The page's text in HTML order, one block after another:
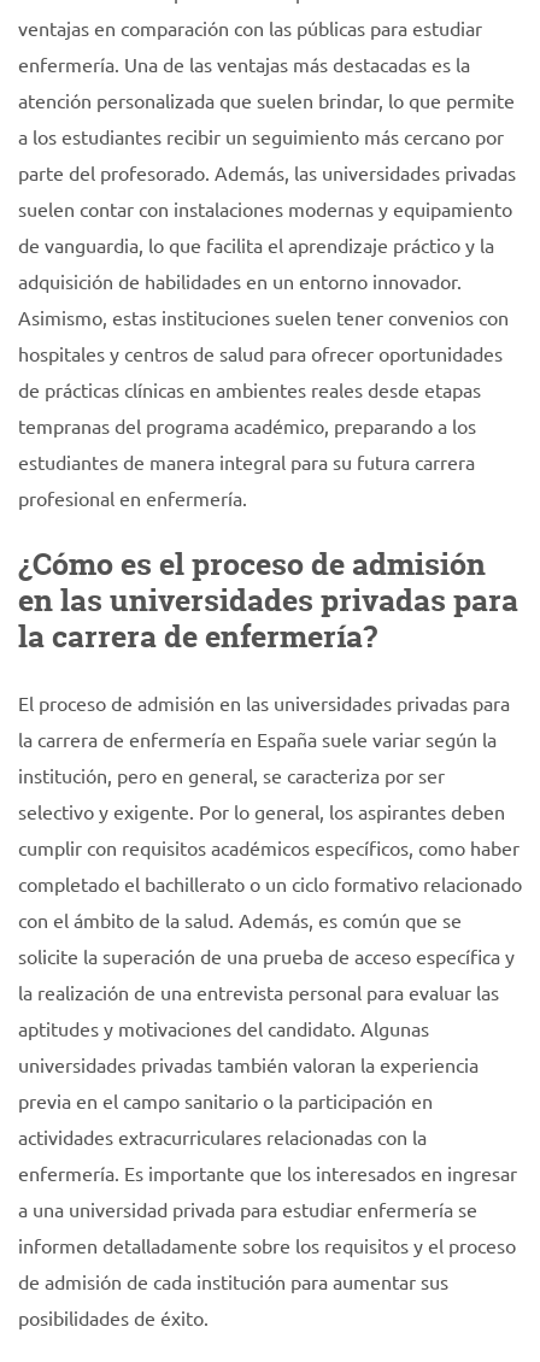
ventajas en comparación con las públicas para estudiar
enfermería. Una de las ventajas más destacadas es la
atención personalizada que suelen brindar, lo que permite
a los estudiantes recibir un seguimiento más cercano por
parte del profesorado. Además, las universidades privadas
suelen contar con instalaciones modernas y equipamiento
de vanguardia, lo que facilita el aprendizaje práctico y la
adquisición de habilidades en un entorno innovador.
Asimismo, estas instituciones suelen tener convenios con
hospitales y centros de salud para ofrecer oportunidades
de prácticas clínicas en ambientes reales desde etapas
tempranas del programa académico, preparando a los
estudiantes de manera integral para su futura carrera
profesional en enfermería.
¿Cómo es el proceso de admisión
en las universidades privadas para
la carrera de enfermería?
El proceso de admisión en las universidades privadas para
la carrera de enfermería en España suele variar según la
institución, pero en general, se caracteriza por ser
selectivo y exigente. Por lo general, los aspirantes deben
cumplir con requisitos académicos específicos, como haber
completado el bachillerato o un ciclo formativo relacionado
con el ámbito de la salud. Además, es común que se
solicite la superación de una prueba de acceso específica y
la realización de una entrevista personal para evaluar las
aptitudes y motivaciones del candidato. Algunas
universidades privadas también valoran la experiencia
previa en el campo sanitario o la participación en
actividades extracurriculares relacionadas con la
enfermería. Es importante que los interesados en ingresar
a una universidad privada para estudiar enfermería se
informen detalladamente sobre los requisitos y el proceso
de admisión de cada institución para aumentar sus
posibilidades de éxito.